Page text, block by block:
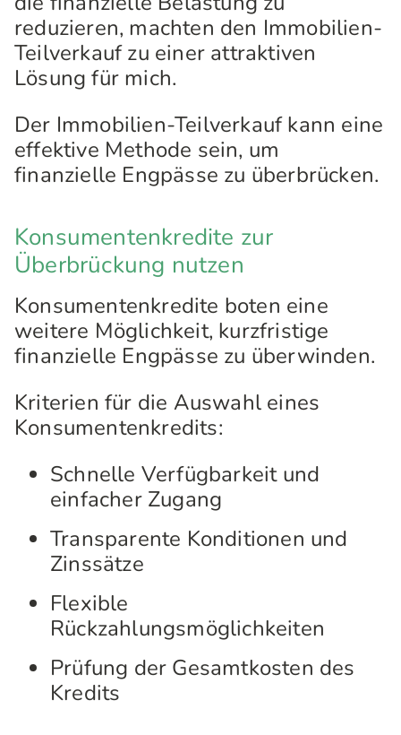
reduzieren, machten den Immobilien-
Teilverkauf zu einer attraktiven
Lösung für mich.
Der Immobilien-Teilverkauf kann eine
effektive Methode sein, um
finanzielle Engpässe zu überbrücken.
Konsumentenkredite zur
Überbrückung nutzen
Konsumentenkredite boten eine
weitere Möglichkeit, kurzfristige
finanzielle Engpässe zu überwinden.
Kriterien für die Auswahl eines
Konsumentenkredits:
Schnelle Verfügbarkeit und
einfacher Zugang
Transparente Konditionen und
Zinssätze
Flexible
Rückzahlungsmöglichkeiten
Prüfung der Gesamtkosten des
Kredits